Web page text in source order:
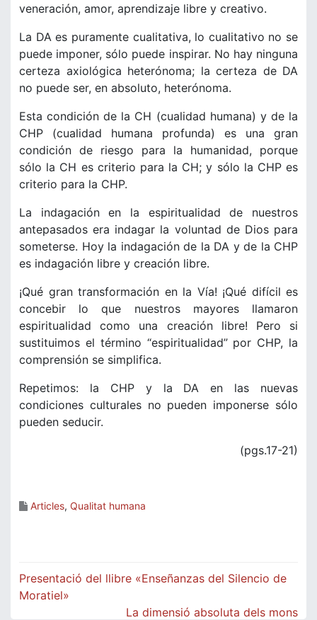
veneración, amor, aprendizaje libre y creativo.
La DA es puramente cualitativa, lo cualitativo no se
puede imponer, sólo puede inspirar. No hay ninguna
certeza axiológica heterónoma; la certeza de DA
no puede ser, en absoluto, heterónoma.
Esta condición de la CH (cualidad humana) y de la
CHP (cualidad humana profunda) es una gran
condición de riesgo para la humanidad, porque
sólo la CH es criterio para la CH; y sólo la CHP es
criterio para la CHP.
La indagación en la espiritualidad de nuestros
antepasados era indagar la voluntad de Dios para
someterse. Hoy la indagación de la DA y de la CHP
es indagación libre y creación libre.
¡Qué gran transformación en la Vía! ¡Qué difícil es
concebir lo que nuestros mayores llamaron
espiritualidad como una creación libre! Pero si
sustituimos el término “espiritualidad” por CHP, la
comprensión se simplifica.
Repetimos: la CHP y la DA en las nuevas
condiciones culturales no pueden imponerse sólo
pueden seducir.
(pgs.17-21)
Articles, Qualitat humana
Navegació
d'entrades
Presentació del llibre «Enseñanzas del Silencio de
Moratiel»
La dimensió absoluta dels mons